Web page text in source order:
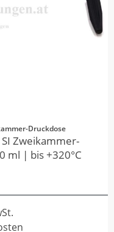
Druckdose
Zweikammer-
ml | bis +320°C